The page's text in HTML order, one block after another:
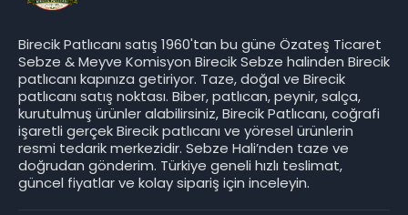
Birecik Patlıcanı satış 1960'tan bu güne Özateş Ticaret
Sebze & Meyve Komisyon Birecik Sebze halinden Birecik
patlıcanı kapınıza getiriyor. Taze, doğal ve Birecik
patlıcanı satış noktası. Biber, patlıcan, peynir, salça,
kurutulmuş ürünler alabilirsiniz, Birecik Patlıcanı, coğrafi
işaretli gerçek Birecik patlıcanı ve yöresel ürünlerin
resmi tedarik merkezidir. Sebze Hali’nden taze ve
doğrudan gönderim. Türkiye geneli hızlı teslimat,
güncel fiyatlar ve kolay sipariş için inceleyin.